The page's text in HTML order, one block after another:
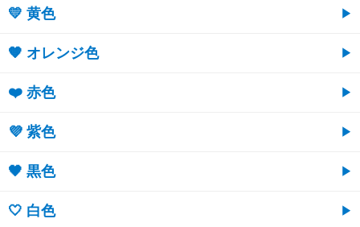
💛 黄色
🧡 オレンジ色
❤️ 赤色
💜 紫色
🖤 黒色
🤍 白色